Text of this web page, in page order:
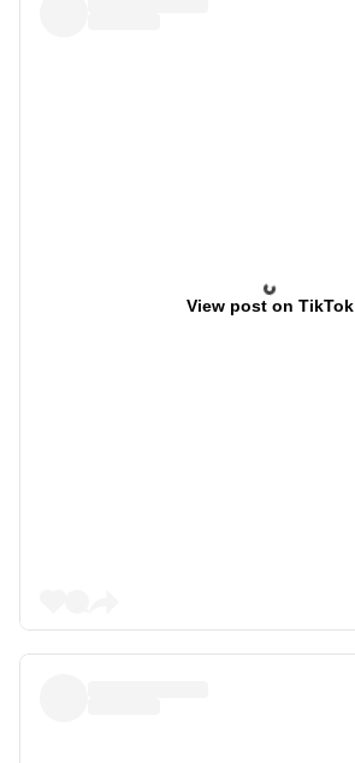
View post on TikTok